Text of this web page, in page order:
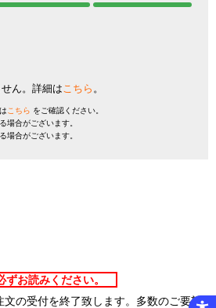
ん。詳細はこちら 。
こちら をご確認ください。
場合がございます。
場合がございます。
ずお読みください。
の受付を終了致します。多数のご要望